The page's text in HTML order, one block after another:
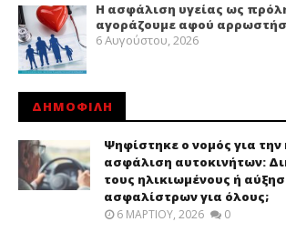
Η ασφάλιση υγείας ως
αγοράζουμε αφού
6 Αυγούστου, 2026
ΔΗΜΟΦΙΛΗ
Ψηφίστηκε ο νομός για την
ασφάλιση αυτοκινήτων:
τους ηλικιωμένους ή
ασφαλίστρων για όλους;
6 ΜΑΡΤΊΟΥ, 2026 0